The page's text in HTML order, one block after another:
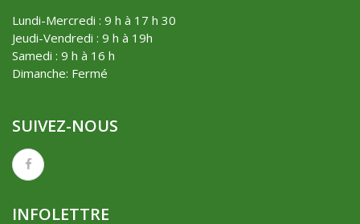
Lundi-Mercredi : 9 h à 17 h 30
Jeudi-Vendredi : 9 h à 19h
Samedi : 9 h à 16 h
Dimanche: Fermé
SUIVEZ-NOUS
INFOLETTRE